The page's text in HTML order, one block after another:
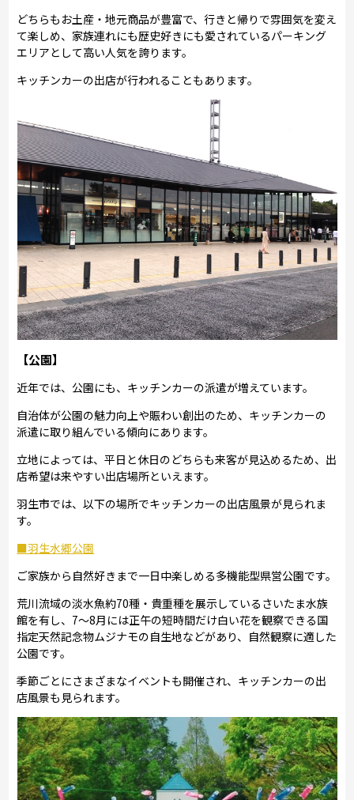
どちらもお土産・地元商品が豊富で、行きと帰りで雰囲気を変え
て楽しめ、家族連れにも歴史好きにも愛されているパーキング
エリアとして高い人気を誇ります。
キッチンカーの出店が行われることもあります。
【公園】
近年では、公園にも、キッチンカーの派遣が増えています。
自治体が公園の魅力向上や賑わい創出のため、キッチンカーの
派遣に取り組んでいる傾向にあります。
立地によっては、平日と休日のどちらも来客が見込めるため、出
店希望は来やすい出店場所といえます。
羽生市では、以下の場所でキッチンカーの出店風景が見られま
す。
■羽生水郷公園
ご家族から自然好きまで一日中楽しめる多機能型県営公園です。
荒川流域の淡水魚約70種・貴重種を展示しているさいたま水族
館を有し、7～8月には正午の短時間だけ白い花を観察できる国
指定天然記念物ムジナモの自生地などがあり、自然観察に適した
公園です。
季節ごとにさまざまなイベントも開催され、キッチンカーの出
店風景も見られます。